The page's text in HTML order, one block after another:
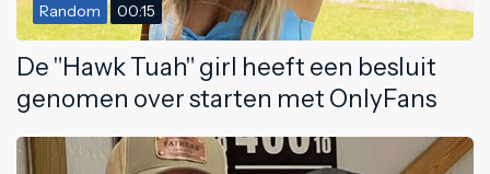
Random 00:15
De "Hawk Tuah" girl heeft een besluit
genomen over starten met OnlyFans